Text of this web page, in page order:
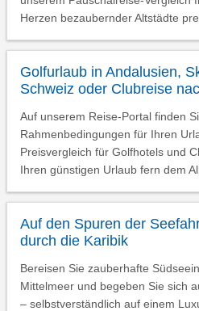
Herzen bezaubernder Altstädte
Golfurlaub in Andalusien,
Schweiz oder Clubreise
Auf unserem Reise-Portal finden
Rahmenbedingungen für Ihren
Preisvergleich für Golfhotels und
Ihren günstigen Urlaub fern dem
Auf den Spuren der
durch die Karibik
Bereisen Sie zauberhafte
Mittelmeer und begeben Sie sich
– selbstverständlich auf einem